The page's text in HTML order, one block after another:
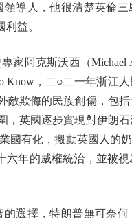
導人，他很清楚英倫三
益。
阿克斯沃西（Michael
Know，二○二一年浙江
敵欺侮的民族創傷，包
，英國逐步實現對伊朗
國有化，搬動英國人的
六年的威權統治，並被
選擇，特朗普無可奈何